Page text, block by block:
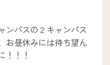
ンパスの２キャンパス
お昼休みには待ち望ん
！！！